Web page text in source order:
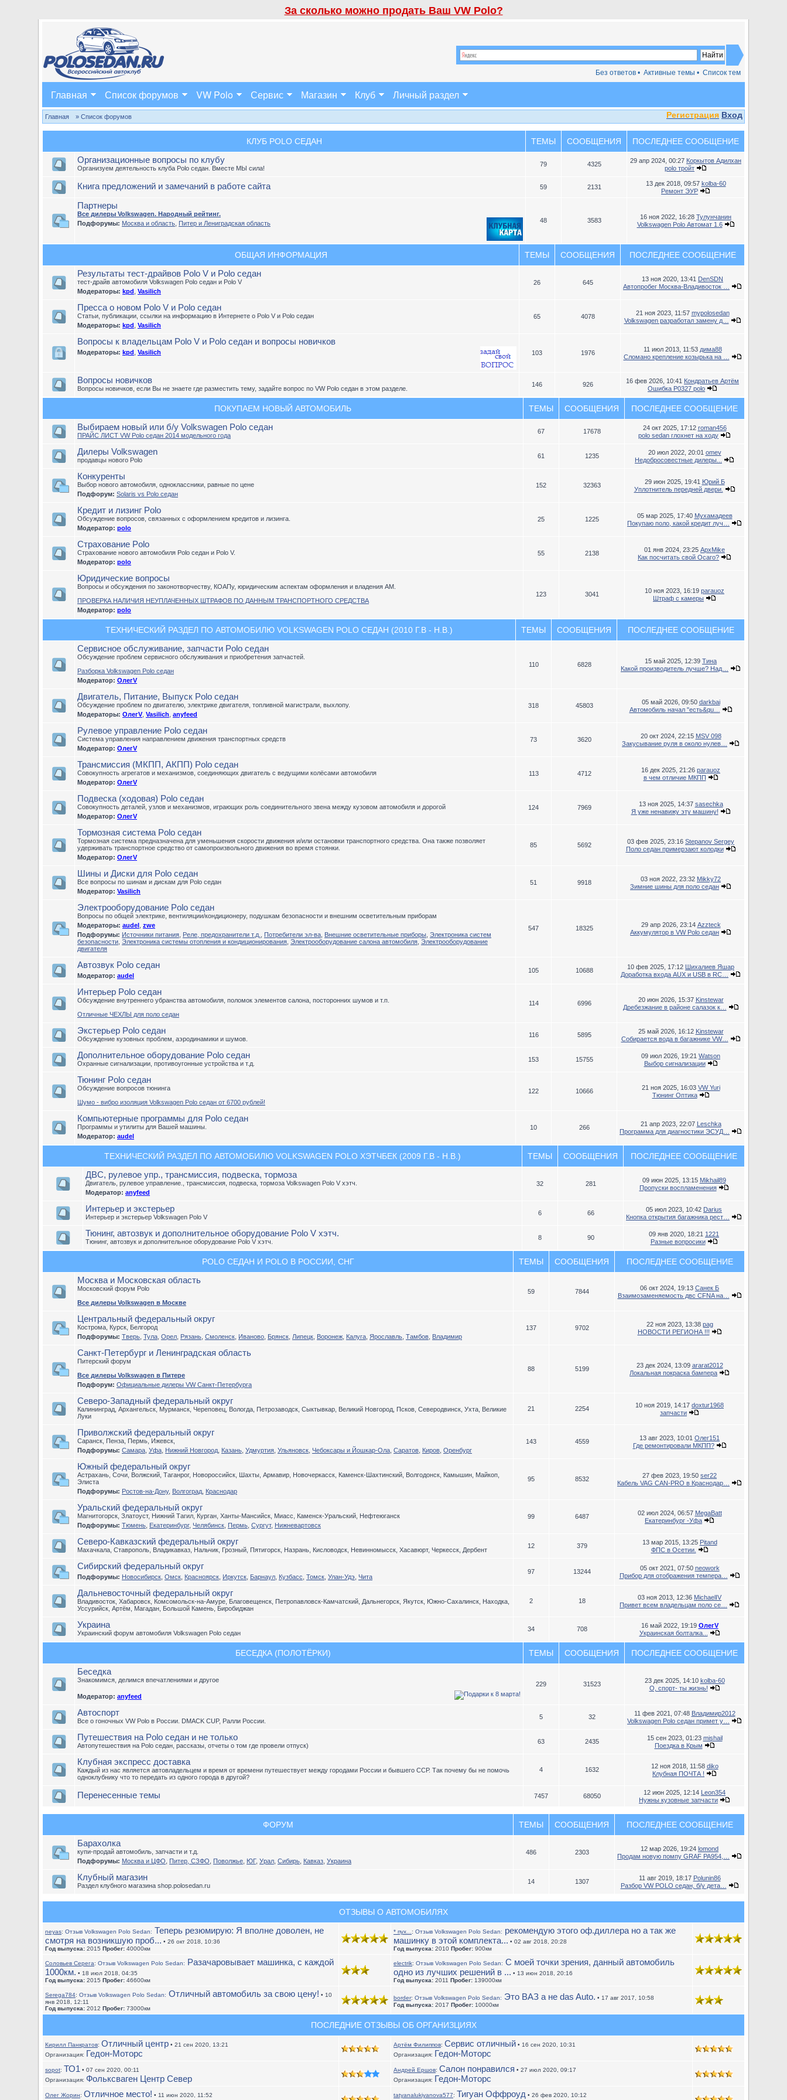
За сколько можно продать Ваш VW Polo?
Список тем
Активные темы •
Без ответов •
Главная Список форумов VW Polo Сервис Магазин Клуб Личный раздел
Регистрация Вход
Главная » Список форумов
КЛУБ POLO СЕДАН ТЕМЫ СООБЩЕНИЯ ПОСЛЕДНЕЕ СООБЩЕНИЕ
Организационные вопросы по клубу
Организуем деятельность клуба Polo седан. Вместе МЫ сила!
79 4325 29 апр 2024, 00:27 Коркытов Адилхан
polo тройт
Книга предложений и замечаний в работе сайта 59 2131 13 дек 2018, 09:57 kolba-60
Ремонт ЭУР
Партнеры
Все дилеры Volkswagen. Народный рейтинг.
Подфорумы: Москва и область Питер и Лениградская область 48 3583 16 ноя 2022, 16:28 Тулунчанин
Volkswagen Polo Автомат 1.6
ОБЩАЯ ИНФОРМАЦИЯ ТЕМЫ СООБЩЕНИЯ ПОСЛЕДНЕЕ СООБЩЕНИЕ
Результаты тест-драйвов Polo V и Polo седан
тест-драйв автомобиля Volkswagen Polo седан и Polo V
Модераторы: kpd Vasilich
26 645 13 ноя 2020, 13:41 DenSDN
Автопробег Москва-Владивосток …
Пресса о новом Polo V и Polo седан
Статьи, публикации, ссылки на информацию в Интернете о Polo V и Polo седан
Модераторы: kpd Vasilich
65 4078 21 ноя 2023, 11:57 mypolosedan
Volkswagen разработал замену д…
Вопросы к владельцам Polo V и Polo седан и вопросы новичков
Модераторы: kpd Vasilich 103 1976 11 июл 2013, 11:53 дима88
Сломано крепление козырька на …
Вопросы новичков
Вопросы новичков, если Вы не знаете где разместить тему, задайте вопрос по VW Polo седан в этом разделе.
146 926 16 фев 2026, 10:41 Кондратьев Артём
Ошибка P0327 polo
ПОКУПАЕМ НОВЫЙ АВТОМОБИЛЬ ТЕМЫ СООБЩЕНИЯ ПОСЛЕДНЕЕ СООБЩЕНИЕ
Выбираем новый или б/у Volkswagen Polo седан
ПРАЙС ЛИСТ VW Polo седан 2014 модельного года
67 17678 24 окт 2025, 17:12 roman456
polo sedan глохнет на ходу
Дилеры Volkswagen
продавцы нового Polo
61 1235 20 июл 2022, 20:01 omev
Недобросовестные дилеры...
Конкуренты
Выбор нового автомобиля, одноклассники, равные по цене
Подфорум: Solaris vs Polo седан
152 32363 29 июн 2025, 19:41 Юрий Б
Уплотнитель передней двери.
Кредит и лизинг Polo
Обсуждение вопросов, связанных с оформлением кредитов и лизинга.
Модератор: polo
25 1225 05 мар 2025, 17:40 Мухамадеев
Покупаю поло, какой кредит луч…
Страхование Polo
Страхование нового автомобиля Polo седан и Polo V.
Модератор: polo
55 2138 01 янв 2024, 23:25 ApxMike
Как посчитать свой Осаго?
Юридические вопросы
Вопросы и обсуждения по законотворчеству, КОАПу, юридическим аспектам оформления и владения АМ.
ПРОВЕРКА НАЛИЧИЯ НЕУПЛАЧЕННЫХ ШТРАФОВ ПО ДАННЫМ ТРАНСПОРТНОГО СРЕДСТВА
Модератор: polo
123 3041 10 ноя 2023, 16:19 parauoz
Штраф с камеры
ТЕХНИЧЕСКИЙ РАЗДЕЛ ПО АВТОМОБИЛЮ VOLKSWAGEN POLO СЕДАН (2010 Г.В - Н.В.) ТЕМЫ СООБЩЕНИЯ ПОСЛЕДНЕЕ СООБЩЕНИЕ
Сервисное обслуживание, запчасти Polo седан
Обсуждение проблем сервисного обслуживания и приобретения запчастей.
Разборка Volkswagen Polo седан
Модератор: ОлегV
110 6828 15 май 2025, 12:39 Тина
Какой производитель лучше? Над…
Двигатель, Питание, Выпуск Polo седан
Обсуждение проблем по двигателю, электрике двигателя, топливной магистрали, выхлопу.
Модераторы: ОлегV, Vasilich anyfeed
318 45803 05 май 2026, 09:50 darkbai
Автомобиль начал "есть&qu…
Рулевое управление Polo седан
Система управления направлением движения транспортных средств
Модератор: ОлегV
73 3620 20 окт 2024, 22:15 MSV 098
Закусывание руля в около нулев…
Трансмиссия (МКПП, АКПП) Polo седан
Совокупность агрегатов и механизмов, соединяющих двигатель с ведущими колёсами автомобиля
Модератор: ОлегV
113 4712 16 дек 2025, 21:26 parauoz
в чем отличие МКПП
Подвеска (ходовая) Polo седан
Совокупность деталей, узлов и механизмов, играющих роль соединительного звена между кузовом автомобиля и дорогой
Модератор: ОлегV
124 7969 13 ноя 2025, 14:37 sasechka
Я уже ненавижу эту машину!
Тормозная система Polo седан
Тормозная система предназначена для уменьшения скорости движения и/или остановки транспортного средства. Она также позволяет
удерживать транспортное средство от самопроизвольного движения во время стоянки.
Модератор: ОлегV
85 5692 03 фев 2025, 23:16 Stepanov Sergey
Поло седан примерзают колодки
Шины и Диски для Polo седан
Все вопросы по шинам и дискам для Polo седан
Модератор: Vasilich
51 9918 03 ноя 2022, 23:32 Mikky72
Зимние шины для поло седан
Электрооборудование Polo седан
Вопросы по общей электрике, вентиляции/кондиционеру, подушкам безопасности и внешним осветительным приборам
Модераторы: audel zwe
Подфорумы: Источники питания Реле, предохранители т.д. Потребители эл-ва Внешние осветительные приборы Электроника систем
безопасности Электроника системы отопления и кондиционирования Электрооборудование салона автомобиля Электрооборудование
двигателя
547 18325 29 апр 2026, 23:14 Azzteck
Аккумулятор в VW Polo седан
Автозвук Polo седан
Модератор: audel
105 10688 10 фев 2025, 17:12 Шихалиев Яшар
Доработка входа AUX и USB в RC…
Интерьер Polo седан
Обсуждение внутреннего убранства автомобиля, поломок элементов салона, посторонних шумов и т.п.
Отличные ЧЕХЛЫ для поло седан
114 6996 20 июн 2026, 15:37 Kinstewar
Дребезжание в районе салазок к…
Экстерьер Polo седан
Обсуждение кузовных проблем, аэродинамики и шумов.
116 5895 25 май 2026, 16:12 Kinstewar
Собирается вода в багажнике VW…
Дополнительное оборудование Polo седан
Охранные сигнализации, противоугонные устройства и т.д.
153 15755 09 июл 2026, 19:21 Watson
Выбор сигнализации
Тюнинг Polo седан
Обсуждение вопросов тюнинга
Шумо - вибро изоляция Volkswagen Polo седан от 6700 рублей!
122 10666 21 ноя 2025, 16:03 VW Yuri
Тюнинг Оптика
Компьютерные программы для Polo седан
Программы и утилиты для Вашей машины.
Модератор: audel
10 266 21 апр 2023, 22:07 Leschka
Программа для диагностики ЭСУД…
ТЕХНИЧЕСКИЙ РАЗДЕЛ ПО АВТОМОБИЛЮ VOLKSWAGEN POLO ХЭТЧБЕК (2009 Г.В - Н.В.) ТЕМЫ СООБЩЕНИЯ ПОСЛЕДНЕЕ СООБЩЕНИЕ
ДВС, рулевое упр., трансмиссия, подвеска, тормоза
Двигатель, рулевое управление., трансмиссия, подвеска, тормоза Volkswagen Polo V хэтч.
Модератор: anyfeed
32 281 09 июн 2025, 13:15 Mikhail89
Пропуски воспламенения
Интерьер и экстерьер
Интерьер и экстерьер Volkswagen Polo V
6 66 05 июл 2023, 10:42 Darius
Кнопка открытия багажника рест…
Тюнинг, автозвук и дополнительное оборудование Polo V хэтч.
Тюнинг, автозвук и дополнительное оборудование Polo V хэтч.
8 90 09 янв 2020, 18:21 1221
Разные вопросики
POLO СЕДАН И POLO В РОССИИ, СНГ ТЕМЫ СООБЩЕНИЯ ПОСЛЕДНЕЕ СООБЩЕНИЕ
Москва и Московская область
Московский форум Polo
Все дилеры Volkswagen в Москве
59 7844 06 окт 2024, 19:13 Санек Б
Взаимозаменяемость двс CFNA на…
Центральный федеральный округ
Кострома, Курск, Белгород
Подфорумы: Тверь Тула Орел Рязань Смоленск Иваново Брянск Липецк Воронеж Калуга Ярославль Тамбов Владимир
137 9702 22 ноя 2023, 13:38 pag
НОВОСТИ РЕГИОНА !!!
Санкт-Петербург и Ленинградская область
Питерский форум
Все дилеры Volkswagen в Питере
Подфорум: Официальные дилеры VW Санкт-Петербурга
88 5199 23 дек 2024, 13:09 ararat2012
Локальная покраска бампера
Северо-Западный федеральный округ
Калининград, Архангельск, Мурманск, Череповец, Вологда, Петрозаводск, Сыктывкар, Великий Новгород, Псков, Северодвинск, Ухта, Великие
Луки
21 2254 10 ноя 2019, 14:17 doxtur1968
запчасти
Приволжский федеральный округ
Саранск, Пенза, Пермь, Ижевск,
Подфорумы: Самара Уфа Нижний Новгород Казань Удмуртия Ульяновск Чебоксары и Йошкар-Ола Саратов Киров Оренбург
143 4559 13 авг 2023, 10:01 Олег151
Где ремонтировали МКПП?
Южный федеральный округ
Астрахань, Сочи, Волжский, Таганрог, Новороссийск, Шахты, Армавир, Новочеркасск, Каменск-Шахтинский, Волгодонск, Камышин, Майкоп,
Элиста
Подфорумы: Ростов-на-Дону, Волгоград Краснодар
95 8532 27 фев 2023, 19:50 ser22
Кабель VAG CAN-PRO в Краснодар…
Уральский федеральный округ
Магнитогорск, Златоуст, Нижний Тагил, Курган, Ханты-Мансийск, Миасс, Каменск-Уральский, Нефтеюганск
Подфорумы: Тюмень Екатеринбург, Челябинск Пермь Сургут, Нижневартовск
99 6487 02 июл 2024, 06:57 MegaBatt
Екатеринбург -Уфа
Северо-Кавказский федеральный округ
Махачкала, Ставрополь, Владикавказ, Нальчик, Грозный, Пятигорск, Назрань, Кисловодск, Невинномысск, Хасавюрт, Черкесск, Дербент
12 379 13 мар 2015, 13:25 Pitand
ФПС в Осетии.
Сибирский федеральный округ
Подфорумы: Новосибирск Омск Красноярск Иркутск Барнаул Кузбасс Томск Улан-Удэ Чита
97 13244 05 окт 2021, 07:50 neowork
Прибор для отображения темпера…
Дальневосточный федеральный округ
Владивосток, Хабаровск, Комсомольск-на-Амуре, Благовещенск, Петропавловск-Камчатский, Дальнегорск, Якутск, Южно-Сахалинск, Находка,
Уссурийск, Артём, Магадан, Большой Камень, Биробиджан
2 18 03 ноя 2013, 12:36 MichaelIV
Привет всем владельцам поло се…
Украина
Украинский форум автомобиля Volkswagen Polo седан
34 708 16 май 2022, 19:19 ОлегV
Украинская болталка...
БЕСЕДКА (ПОЛОТЁРКИ) ТЕМЫ СООБЩЕНИЯ ПОСЛЕДНЕЕ СООБЩЕНИЕ
Беседка
Знакомимся, делимся впечатлениями и другое
Модератор: anyfeed
229 31523 23 дек 2025, 14:10 kolba-60
О, спорт- ты жизнь!
Автоспорт
Все о гоночных VW Polo в России. DMACK CUP, Ралли России.
5 32 11 фев 2021, 07:48 Владимир2012
Volkswagen Polo седан примет у…
Путешествия на Polo седан и не только
Автопутешествия на Polo седан, рассказы, отчеты о том где провели отпуск)
63 2435 15 сен 2023, 01:23 mishail
Поездка в Крым
Клубная экспресс доставка
Каждый из нас является автовладельцем и время от времени путешествует между городами России и бывшего ССР. Так почему бы не помочь
одноклубнику что то передать из одного города в другой?
4 1632 12 ноя 2018, 11:58 diko
Клубная ПОЧТА !
Перенесенные темы 7457 68050 12 июн 2025, 12:14 Leon354
Нужны кузовные запчасти
ФОРУМ ТЕМЫ СООБЩЕНИЯ ПОСЛЕДНЕЕ СООБЩЕНИЕ
Барахолка
купи-продай автомобиль, запчасти и т.д.
Подфорумы: Москва и ЦФО Питер, СЗФО Поволжье ЮГ, Урал Сибирь Кавказ Украина
486 2303 12 мар 2026, 19:24 lomond
Продам новую помпу GRAF PA954,…
Клубный магазин
Раздел клубного магазина shop.polosedan.ru
14 1307 11 авг 2019, 18:17 Polunin86
Разбор VW POLO седан, б/у дета…
ОТЗЫВЫ О АВТОМОБИЛЯХ
neyas: Отзыв Volkswagen Polo Sedan: Теперь резюмирую: Я вполне доволен, не
смотря на возникшую проб... • 26 окт 2018, 10:36
Год выпуска: 2015 Пробег: 40000км
* пух... : Отзыв Volkswagen Polo Sedan: рекомендую этого оф.диллера но а так же
машинку в этой комплекта... • 02 авг 2018, 20:28
Год выпуска: 2010 Пробег: 900км
Соловьев Серега: Отзыв Volkswagen Polo Sedan: Разачаровывает машинка, с каждой
1000км. • 18 июл 2018, 04:35
Год выпуска: 2015 Пробег: 46600км
electrik: Отзыв Volkswagen Polo Sedan: С моей точки зрения, данный автомобиль
одно из лучших решений в ... • 13 июн 2018, 20:16
Год выпуска: 2011 Пробег: 139000км
Serega784: Отзыв Volkswagen Polo Sedan: Отличный автомобиль за свою цену! • 10
янв 2018, 12:11
Год выпуска: 2012 Пробег: 73000км
border: Отзыв Volkswagen Polo Sedan: Это ВАЗ а не das Auto. • 17 авг 2017, 10:58
Год выпуска: 2017 Пробег: 10000км
ПОСЛЕДНИЕ ОТЗЫВЫ ОБ ОРГАНИЗЦИЯХ
Кирилл Панкратов: Отличный центр • 21 сен 2020, 13:21
Организация: Гедон-Моторс
Артём Филиппов: Сервис отличный • 16 сен 2020, 10:31
Организация: Гедон-Моторс
sopot: ТО1 • 07 сен 2020, 00:11
Организация: Фольксваген Центр Север
Андрей Ершов: Салон понравился • 27 июл 2020, 09:17
Организация: Гедон-Моторс
Олег Жорин: Отличное место! • 11 июн 2020, 11:52 tatyanalukiyanova577: Тигуан Оффроуд • 26 фев 2020, 10:12